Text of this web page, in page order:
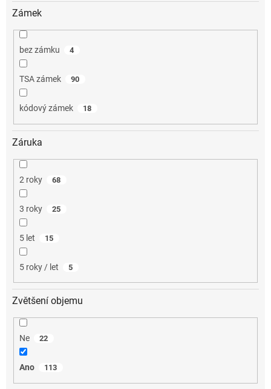
Zámek
bez zámku 4
TSA zámek 90
kódový zámek 18
Záruka
2 roky 68
3 roky 25
5 let 15
5 roky / let 5
Zvětšení objemu
Ne 22
Ano 113